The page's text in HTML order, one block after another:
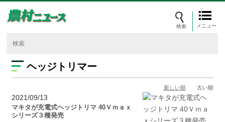
メニュー
ヘッジトリマー
新しい順 古い順
2021/09/13
マキタが充電式ヘッジトリマ 40Ｖｍａｘ
シリーズ３種発売